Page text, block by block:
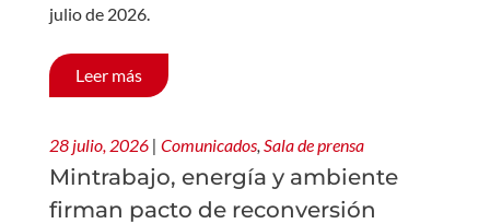
julio de 2026.
Leer más
28 julio, 2026 | Comunicados Sala de prensa
Mintrabajo, energía y ambiente
firman pacto de reconversión